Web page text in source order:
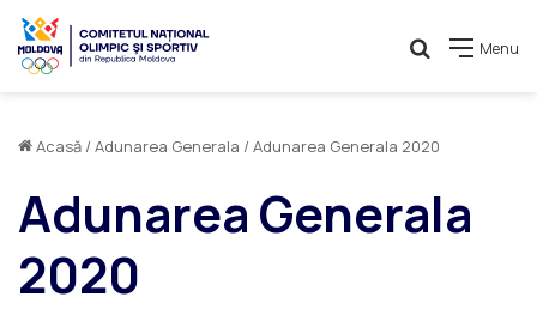
Menu
Caută
Acasă / Adunarea Generala / Adunarea Generala 2020
Adunarea Generala
2020